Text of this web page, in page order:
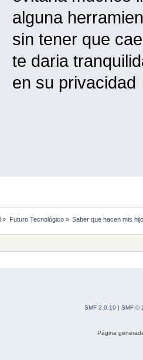
alguna
sin tener que
te daria
en su privacidad
» Futuro Tecnológico» Saber que hacen mis
SMF 2.0.19
SMF ©
Página